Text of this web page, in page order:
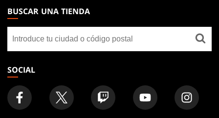
THE
GATHERING
FOOTER
BUSCAR UNA TIENDA
una
tienda
SOCIAL